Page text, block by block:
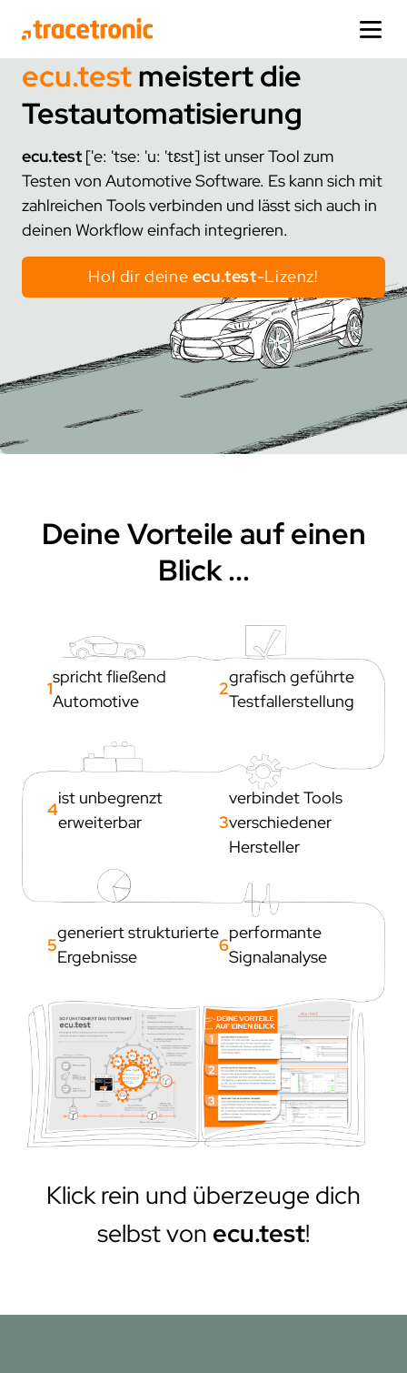
produkte
unternehmen
aktuelles
service
produkte
one:cx
zum produkt
editionen
faq
ecu.test
weitere produkte
trace.check
test.guide
lösungen
branchen
automotive
finance
domänen
adas/ad testing
ki & analytics
ecu.test agent
review.toolbox
unternehmen
über uns
wer wir sind
wie alles anfing
fakten
standorte
china
was uns ausmacht
dein einstieg
beteiligungen
mitgliedschaften
forschung
unsere kunden
zusammenarbeit
projekte
compliance
zertifizierungen
standards
aktuelles
updates
news
release-news
events
service
hilfe
support
schulungen
demos
connect
newsletter
ecu.testmeistert die
Testautomatisierung
ecu.test ['e: 'tse: 'u: 'tɛst] ist unser Tool zum
Testen von Automotive Software. Es kann sich mit
zahlreichen Tools verbinden und lässt sich auch in
deinen Workflow einfach integrieren.
Hol dir deine ecu.test-Lizenz!
Deine Vorteile auf einen
Blick ...
1
spricht fließend
Automotive
2
grafisch geführte
Testfallerstellung
3
verbindet Tools
verschiedener
Hersteller
4
ist unbegrenzt
erweiterbar
5
generiert strukturierte
Ergebnisse
6
performante
Signalanalyse
Klick rein und überzeuge dich
selbst von ecu.test!